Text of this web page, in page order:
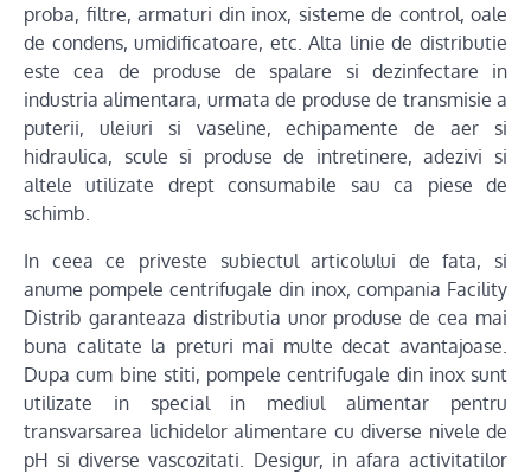
proba, filtre, armaturi din inox, sisteme de control, oale
de condens, umidificatoare, etc. Alta linie de distributie
este cea de produse de spalare si dezinfectare in
industria alimentara, urmata de produse de transmisie a
puterii, uleiuri si vaseline, echipamente de aer si
hidraulica, scule si produse de intretinere, adezivi si
altele utilizate drept consumabile sau ca piese de
schimb.
In ceea ce priveste subiectul articolului de fata, si
anume pompele centrifugale din inox, compania Facility
Distrib garanteaza distributia unor produse de cea mai
buna calitate la preturi mai multe decat avantajoase.
Dupa cum bine stiti, pompele centrifugale din inox sunt
utilizate in special in mediul alimentar pentru
transvarsarea lichidelor alimentare cu diverse nivele de
pH si diverse vascozitati. Desigur, in afara activitatilor